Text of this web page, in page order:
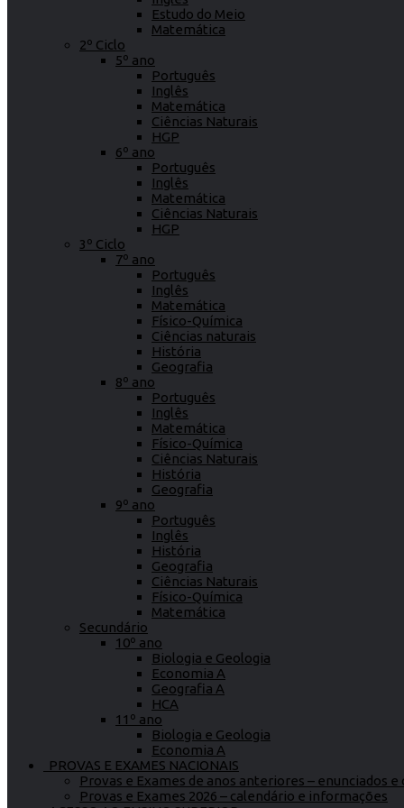
Estudo do Meio
Matemática
2º Ciclo
5º ano
Português
Inglês
Matemática
Ciências Naturais
HGP
6º ano
Português
Inglês
Matemática
Ciências Naturais
HGP
3º Ciclo
7º ano
Português
Inglês
Matemática
Físico-Química
Ciências naturais
História
Geografia
8º ano
Português
Inglês
Matemática
Físico-Química
Ciências Naturais
História
Geografia
9º ano
Português
Inglês
História
Geografia
Ciências Naturais
Físico-Química
Matemática
Secundário
10º ano
Biologia e Geologia
Economia A
Geografia A
HCA
11º ano
Biologia e Geologia
Economia A
PROVAS E EXAMES NACIONAIS
Provas e Exames de anos anteriores – enunciados
Provas e Exames 2026 – calendário e informações